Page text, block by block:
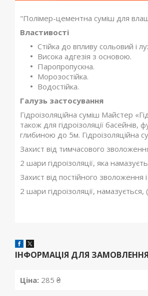
"Полімер-цементна суміш для
Властивості
Стійка до впливу сольовий і
Висока адгезія з основою.
Паропропускна.
Морозостійка.
Водостійка.
Галузь застосування
Гідроізоляційна суміш Майстер
також для гідроізоляції
глибиною до 5м. Гідроізоляційна
Захист від тимчасового
2 шари гідроізоляції, яка
Захист від постійного
2 шари гідроізоляції,
ІНФОРМАЦІЯ ДЛЯ ЗАМОВЛЕННЯ
Ціна: 285 ₴